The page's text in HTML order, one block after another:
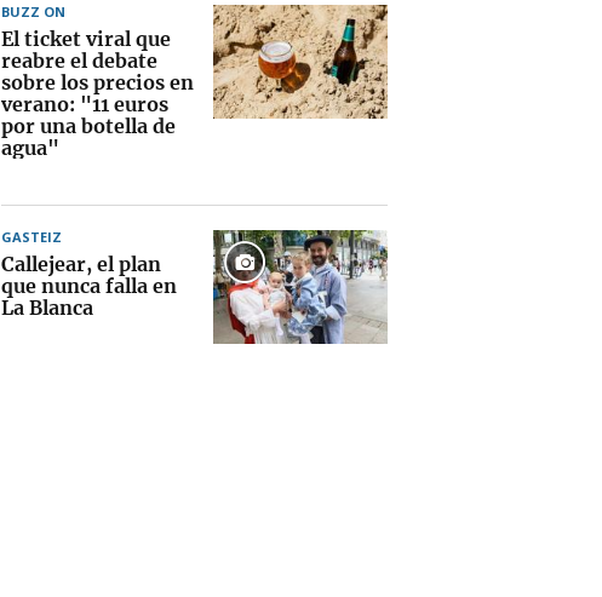
BUZZ ON
El ticket viral que
reabre el debate
sobre los precios en
verano: "11 euros
por una botella de
agua"
GASTEIZ
Callejear, el plan
que nunca falla en
La Blanca